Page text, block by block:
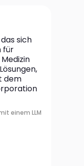
sich
für
dem
einem LLM